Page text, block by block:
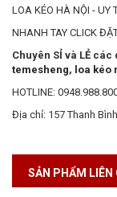
LOA KÉO HÀ NỘI - UY
NHANH TAY CLICK
Chuyên SỈ và LẺ
temesheng, loa kéo
HOTLINE:
Địa chỉ: 157 Thanh
SẢN PHẨM LIÊN